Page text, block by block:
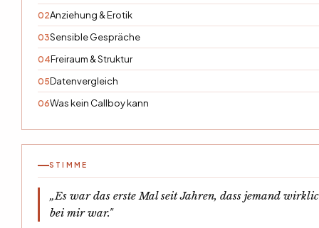
02Anziehung & Erotik
03Sensible Gespräche
04Freiraum & Struktur
05Datenvergleich
06Was kein Callboy kann
STIMME
„Es war das erste Mal seit Jahren, dass jemand
bei mir war."